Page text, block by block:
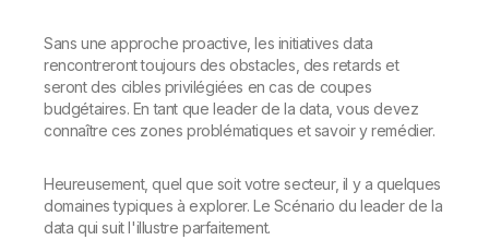
Sans une approche proactive, les initiatives data
rencontreront toujours des obstacles, des retards et
seront des cibles privilégiées en cas de coupes
budgétaires. En tant que leader de la data, vous devez
connaître ces zones problématiques et savoir y remédier.
Heureusement, quel que soit votre secteur, il y a quelques
domaines typiques à explorer. Le Scénario du leader de la
data qui suit l'illustre parfaitement.